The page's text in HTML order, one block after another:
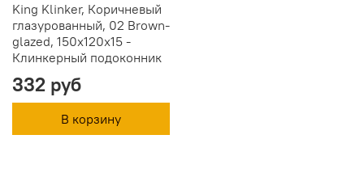
King Klinker, Коричневый
глазурованный, 02 Brown-
glazed, 150x120x15 -
Клинкерный подоконник
332 руб
В корзину